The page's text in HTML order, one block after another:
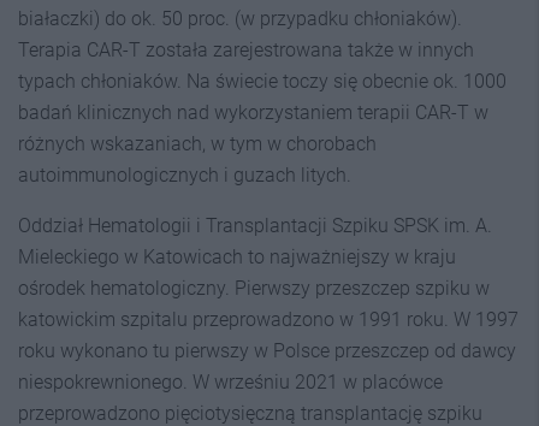
białaczki) do ok. 50 proc. (w przypadku chłoniaków).
Terapia CAR-T została zarejestrowana także w innych
typach chłoniaków. Na świecie toczy się obecnie ok. 1000
badań klinicznych nad wykorzystaniem terapii CAR-T w
różnych wskazaniach, w tym w chorobach
autoimmunologicznych i guzach litych.
Oddział Hematologii i Transplantacji Szpiku SPSK im. A.
Mieleckiego w Katowicach to najważniejszy w kraju
ośrodek hematologiczny. Pierwszy przeszczep szpiku w
katowickim szpitalu przeprowadzono w 1991 roku. W 1997
roku wykonano tu pierwszy w Polsce przeszczep od dawcy
niespokrewnionego. W wrześniu 2021 w placówce
przeprowadzono pięciotysięczną transplantację szpiku